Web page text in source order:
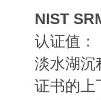
NIST
认证值：
淡水湖沉
证书的上